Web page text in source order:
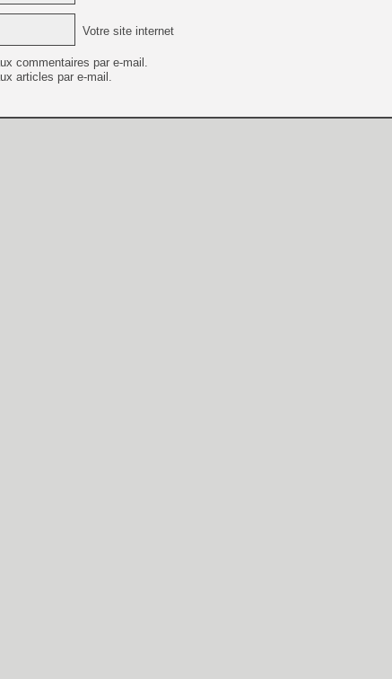
[LS] [PS5] Le WebKit
[GK] Oubliez Crazy Taxi,
[LS] [Switch] NSZ 5.0.0
[GK] Bethesda fête les 30
Votre site internet
commentaires par e-mail.
articles par e-mail.